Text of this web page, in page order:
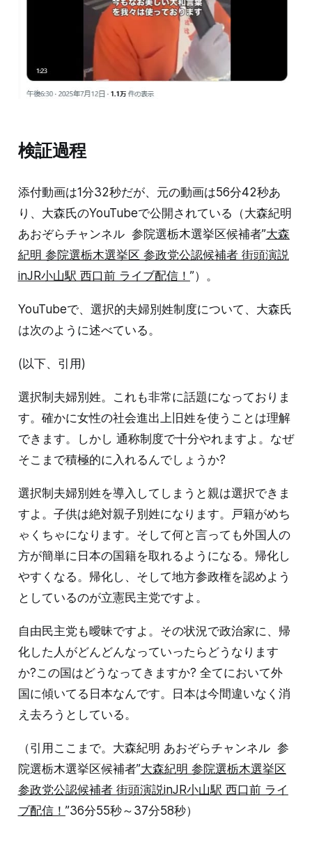
検証過程
添付動画は1分32秒だが、元の動画は56分42秒あ
り、大森氏のYouTubeで公開されている（大森紀明
あおぞらチャンネル 参院選栃木選挙区候補者”大森
紀明 参院選栃木選挙区 参政党公認候補者 街頭演説
inJR小山駅 西口前 ライブ配信！ ”）。
YouTubeで、選択的夫婦別姓制度について、大森氏
は次のように述べている。
(以下、引用)
選択制夫婦別姓。これも非常に話題になっておりま
す。確かに女性の社会進出上旧姓を使うことは理解
できます。しかし 通称制度で十分やれますよ。なぜ
そこまで積極的に入れるんでしょうか?
選択制夫婦別姓を導入してしまうと親は選択できま
すよ。子供は絶対親子別姓になります。戸籍がめち
ゃくちゃになります。そして何と言っても外国人の
方が簡単に日本の国籍を取れるようになる。帰化し
やすくなる。帰化し、そして地方参政権を認めよう
としているのが立憲民主党ですよ。
自由民主党も曖昧ですよ。その状況で政治家に、帰
化した人がどんどんなっていったらどうなります
か?この国はどうなってきますか? 全てにおいて外
国に傾いてる日本なんです。日本は今間違いなく消
え去ろうとしている。
（引用ここまで。大森紀明 あおぞらチャンネル 参
院選栃木選挙区候補者”大森紀明 参院選栃木選挙区
参政党公認候補者 街頭演説inJR小山駅 西口前 ライ
ブ配信！ ”36分55秒～37分58秒）